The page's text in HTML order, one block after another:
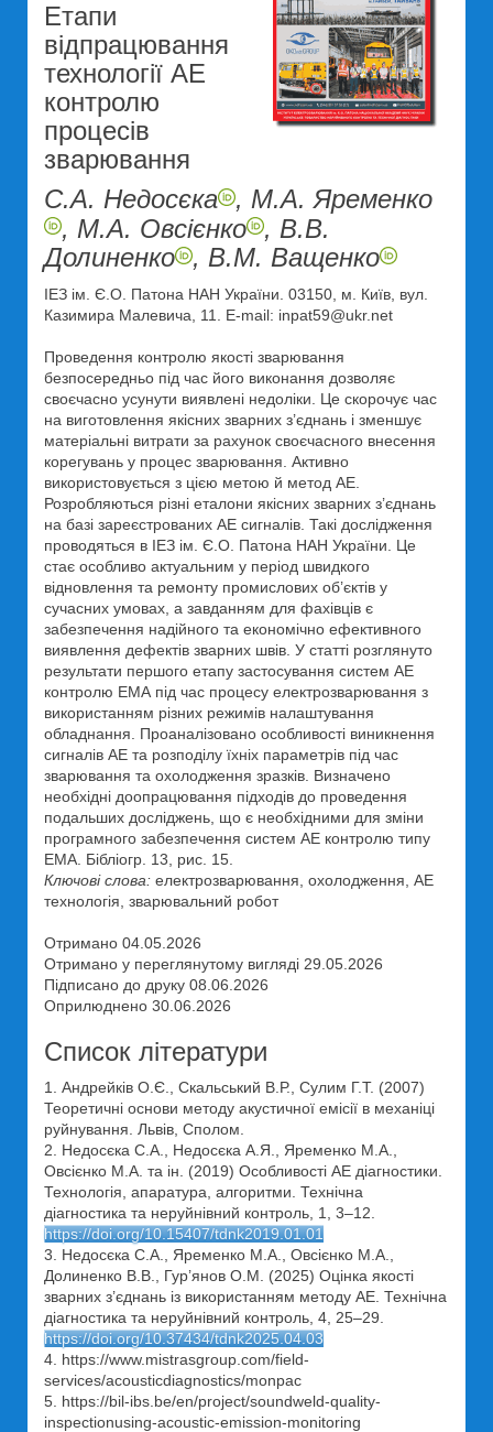
Етапи
відпрацювання
технології АЕ
контролю
процесів
зварювання
С.А. Недосєка
, М.А. Яременко
, М.А. Овсієнко
, В.В.
Долиненко
, В.М. Ващенко
ІЕЗ ім. Є.О. Патона НАН України. 03150, м. Київ, вул.
Казимира Малевича, 11. E-mail: inpat59@ukr.net
Проведення контролю якості зварювання
безпосередньо під час його виконання дозволяє
своєчасно усунути виявлені недоліки. Це скорочує час
на виготовлення якісних зварних з’єднань і зменшує
матеріальні витрати за рахунок своєчасного внесення
корегувань у процес зварювання. Активно
використовується з цією метою й метод АЕ.
Розробляються різні еталони якісних зварних з’єднань
на базі зареєстрованих АЕ сигналів. Такі дослідження
проводяться в ІЕЗ ім. Є.О. Патона НАН України. Це
стає особливо актуальним у період швидкого
відновлення та ремонту промислових об’єктів у
сучасних умовах, а завданням для фахівців є
забезпечення надійного та економічно ефективного
виявлення дефектів зварних швів. У статті розглянуто
результати першого етапу застосування систем АЕ
контролю ЕМА під час процесу електрозварювання з
використанням різних режимів налаштування
обладнання. Проаналізовано особливості виникнення
сигналів АЕ та розподілу їхніх параметрів під час
зварювання та охолодження зразків. Визначено
необхідні доопрацювання підходів до проведення
подальших досліджень, що є необхідними для зміни
програмного забезпечення систем АЕ контролю типу
ЕМА. Бібліогр. 13, рис. 15.
Ключові слова: електрозварювання, охолодження, АЕ
технологія, зварювальний робот
Отримано 04.05.2026
Отримано у переглянутому вигляді 29.05.2026
Підписано до друку 08.06.2026
Оприлюднено 30.06.2026
Список літератури
1. Андрейків О.Є., Скальський В.Р., Сулим Г.Т. (2007)
Теоретичні основи методу акустичної емісії в механіці
руйнування. Львів, Сполом.
2. Недосєка С.А., Недосєка А.Я., Яременко М.А.,
Овсієнко М.А. та ін. (2019) Особливості АЕ діагностики.
Технологія, апаратура, алгоритми. Технічна
діагностика та неруйнівний контроль, 1, 3–12.
https://doi.org/10.15407/tdnk2019.01.01
3. Недосєка С.А., Яременко М.А., Овсієнко М.А.,
Долиненко В.В., Гур’янов О.М. (2025) Оцінка якості
зварних з’єднань із використанням методу АЕ. Технічна
діагностика та неруйнівний контроль, 4, 25–29.
https://doi.org/10.37434/tdnk2025.04.03
4. https://www.mistrasgroup.com/field-
services/acousticdiagnostics/monpac
5. https://bil-ibs.be/en/project/soundweld-quality-
inspectionusing-acoustic-emission-monitoring